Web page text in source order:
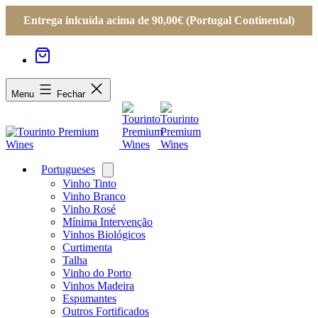
Entrega inlcuída acima de 90,00€ (Portugal Continental)
Menu Fechar
Portugueses
menu
Vinho Tinto
Vinho Branco
Vinho Rosé
Mínima Intervenção
Vinhos Biológicos
Curtimenta
Talha
Vinho do Porto
Vinhos Madeira
Espumantes
Outros Fortificados